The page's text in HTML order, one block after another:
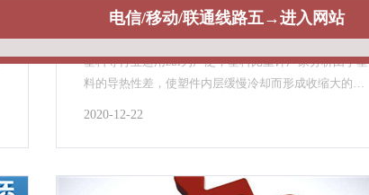
塑料颗粒密度测试仪测量塑料颗粒的密度值，在橡胶、
塑料等行业运用zui为广泛，塑料比重计厂家分析由于塑
料的导热性差，使塑件内层缓慢冷却而形成收缩大的高
2020-12-22